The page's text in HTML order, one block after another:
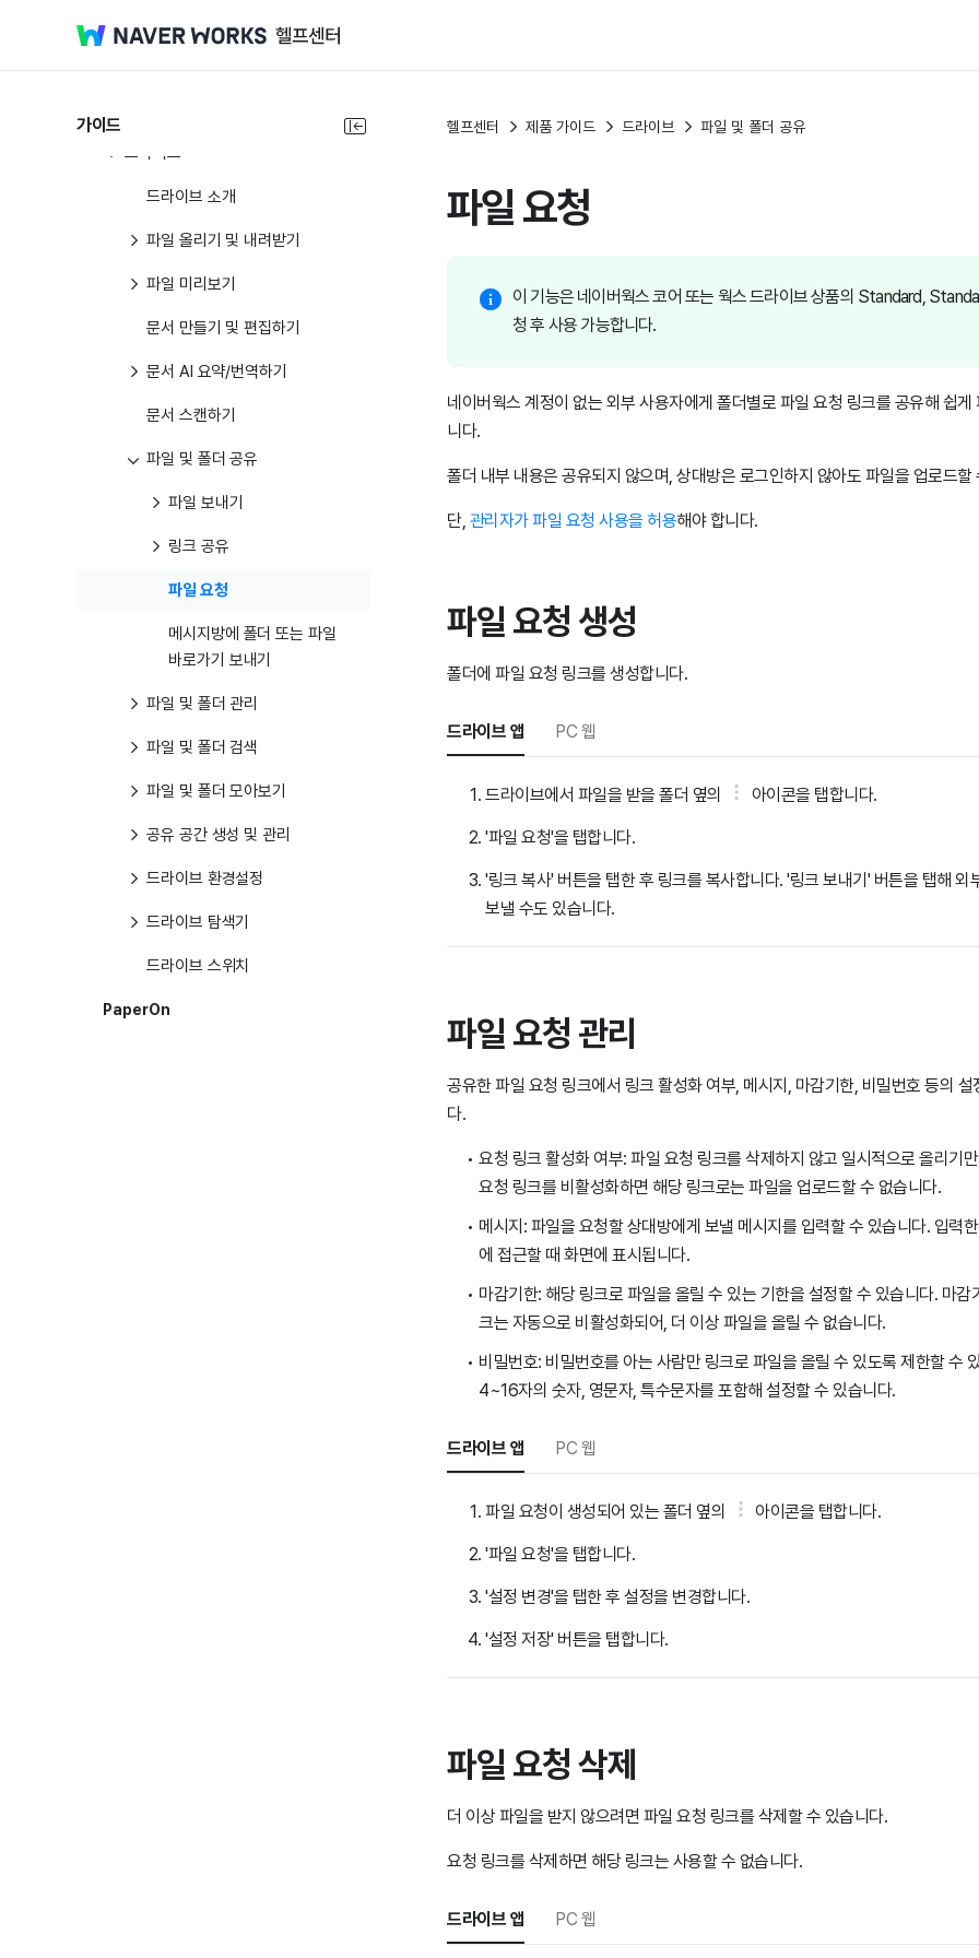
가이드
클로바노트
클로바노트
드라이브
드라이브 소개
파일 올리기 및 내려받기
파일 미리보기
문서 만들기 및 편집하기
문서 AI 요약/번역하기
문서 스캔하기
파일 및 폴더 공유
파일 보내기
링크 공유
파일 요청
메시지방에 폴더 또는 파일
바로가기 보내기
파일 및 폴더 관리
파일 및 폴더 검색
파일 및 폴더 모아보기
공유 공간 생성 및 관리
드라이브 환경설정
드라이브 탐색기
드라이브 스위치
PaperOn
헬프센터 제품 가이드 드라이브 파일 및 폴더 공유
파일 요청
이 기능은 네이버웍스 코어 또는 웍스 드라이브 상품의 Standard,
청 후 사용 가능합니다.
네이버웍스 계정이 없는 외부 사용자에게 폴더별로 파일 요청 링크를 공유해 쉽게
니다.
폴더 내부 내용은 공유되지 않으며, 상대방은 로그인하지 않아도 파일을 업로드할
단, 관리자가 파일 요청 사용을 허용해야 합니다.
파일 요청 생성
폴더에 파일 요청 링크를 생성합니다.
드라이브 앱 PC 웹
드라이브에서 파일을 받을 폴더 옆의 아이콘을 탭합니다.
'파일 요청'을 탭합니다.
'링크 복사' 버튼을 탭한 후 링크를 복사합니다. '링크 보내기' 버튼을 탭해 외
보낼 수도 있습니다.
파일 요청 관리
공유한 파일 요청 링크에서 링크 활성화 여부, 메시지, 마감기한, 비밀번호 등의 설
다.
요청 링크 활성화 여부: 파일 요청 링크를 삭제하지 않고 일시적으로 올리기
요청 링크를 비활성화하면 해당 링크로는 파일을 업로드할 수 없습니다.
메시지: 파일을 요청할 상대방에게 보낼 메시지를 입력할 수 있습니다. 입력
에 접근할 때 화면에 표시됩니다.
마감기한: 해당 링크로 파일을 올릴 수 있는 기한을 설정할 수 있습니다. 마감
크는 자동으로 비활성화되어, 더 이상 파일을 올릴 수 없습니다.
비밀번호: 비밀번호를 아는 사람만 링크로 파일을 올릴 수 있도록 제한할 수
4~16자의 숫자, 영문자, 특수문자를 포함해 설정할 수 있습니다.
드라이브 앱 PC 웹
파일 요청이 생성되어 있는 폴더 옆의 아이콘을 탭합니다.
'파일 요청'을 탭합니다.
'설정 변경'을 탭한 후 설정을 변경합니다.
'설정 저장' 버튼을 탭합니다.
파일 요청 삭제
더 이상 파일을 받지 않으려면 파일 요청 링크를 삭제할 수 있습니다.
요청 링크를 삭제하면 해당 링크는 사용할 수 없습니다.
드라이브 앱 PC 웹